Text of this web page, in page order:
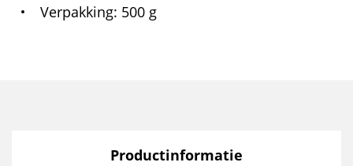
Verpakking 500 g
Productinformatie